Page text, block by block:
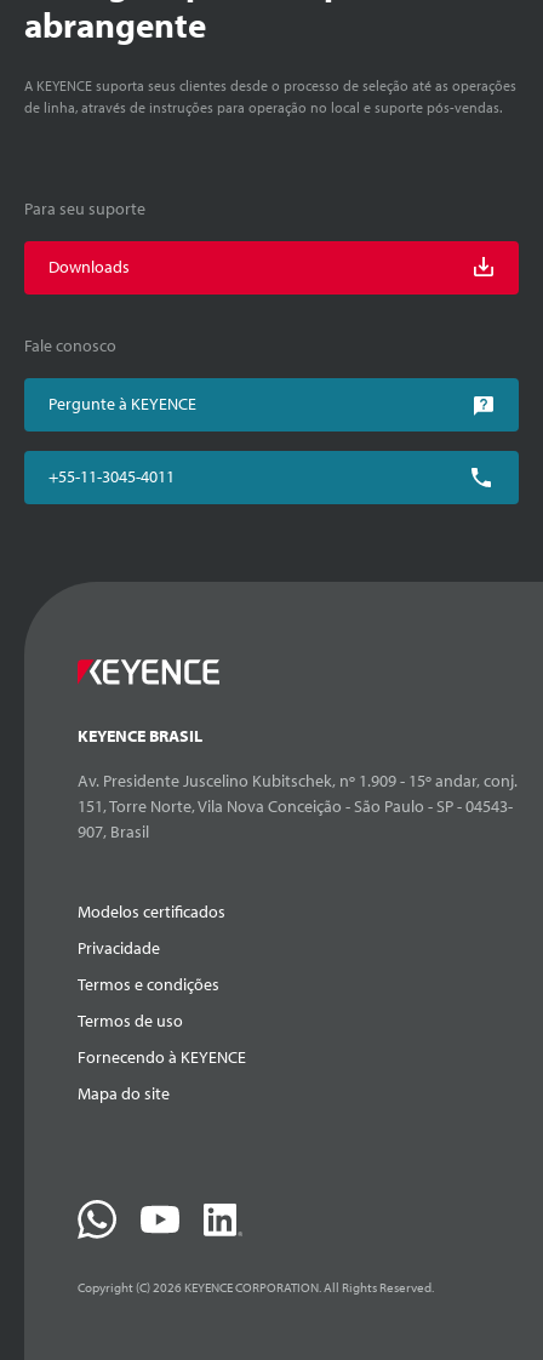
abrangente
A KEYENCE suporta seus clientes desde o processo de seleção até as operações
de linha, através de instruções para operação no local e suporte pós-vendas.
Para seu suporte
Downloads
Fale conosco
Pergunte à KEYENCE
+55-11-3045-4011
KEYENCE BRASIL
Av. Presidente Juscelino Kubitschek, nº 1.909 - 15º andar, conj.
151, Torre Norte, Vila Nova Conceição - São Paulo - SP - 04543-
907, Brasil
Modelos certificados
Privacidade
Termos e condições
Termos de uso
Fornecendo à KEYENCE
Mapa do site
Copyright (C) 2026 KEYENCE CORPORATION. All Rights Reserved.